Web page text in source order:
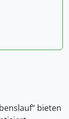
bieten